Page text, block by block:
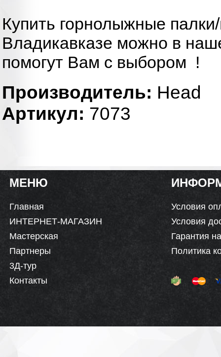
Купить горнолыжные
Владикавказе можно в
помогут Вам с выбором !
Производитель: Head
Артикул: 7073
МЕНЮ
Главная
Условия
ИНТЕРНЕТ-МАГАЗИН
Условия
Мастерская
Гарантия
Партнеры
Политика
3Д-тур
Контакты